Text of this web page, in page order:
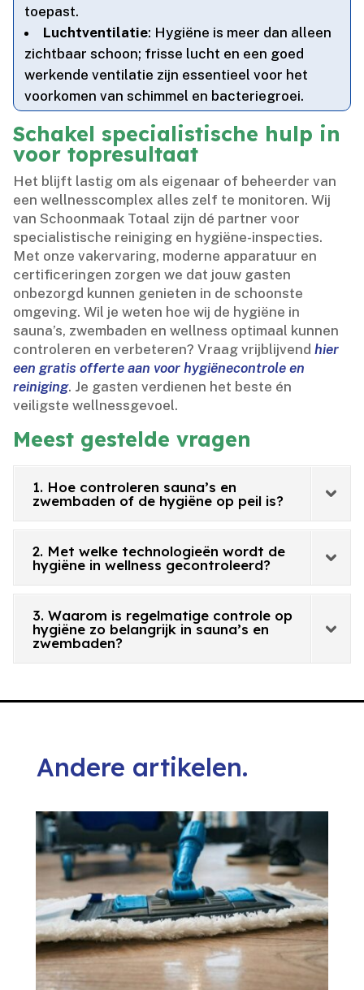
toepast.​
Luchtventilatie: Hygiëne is meer dan alleen
zichtbaar schoon; frisse lucht en een goed
werkende ventilatie zijn essentieel voor het
voorkomen van schimmel en bacteriegroei.​
Schakel specialistische hulp in
voor topresultaat
Het blijft lastig om als eigenaar of beheerder van
een wellnesscomplex alles zelf te monitoren.​ Wij
van Schoonmaak Totaal zijn dé partner voor
specialistische reiniging en hygiëne-inspecties.​
Met onze vakervaring, moderne apparatuur en
certificeringen zorgen we dat jouw gasten
onbezorgd kunnen genieten in de schoonste
omgeving.​ Wil je weten hoe wij de hygiëne in
sauna’s, zwembaden en wellness optimaal kunnen
controleren en verbeteren? Vraag vrijblijvendhier
een gratis offerte aan voor hygiënecontrole en
reiniging.​ Je gasten verdienen het beste én
veiligste wellnessgevoel.​
Meest gestelde vragen
1. Hoe controleren sauna’s en
zwembaden of de hygiëne op peil is?
2. Met welke technologieën wordt de
hygiëne in wellness gecontroleerd?
3. Waarom is regelmatige controle op
hygiëne zo belangrijk in sauna’s en
zwembaden?
Andere artikelen.